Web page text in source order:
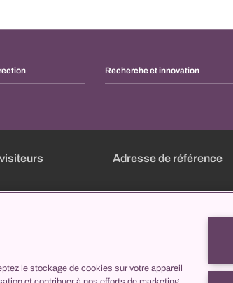
Recherche et innovation
nous
Adresse de référence
collegis
le stockage de cookies sur votre appareil